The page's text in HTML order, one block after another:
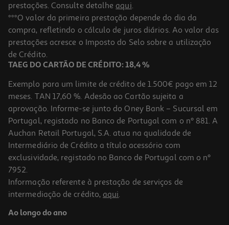
prestações. Consulte detalhe aqui.
***O valor da primeira prestação depende do dia da
compra, refletindo o cálculo de juros diários. Ao valor das
prestações acresce o Imposto do Selo sobre a utilização
de Crédito.
TAEG DO CARTÃO DE CRÉDITO: 18,4 %
Exemplo para um limite de crédito de 1.500€ pago em 12
meses. TAN 17,60 %. Adesão ao Cartão sujeita a
aprovação. Informe-se junto do Oney Bank – Sucursal em
Portugal, registado no Banco de Portugal com o nº 881. A
Auchan Retail Portugal, S.A. atua na qualidade de
Intermediário de Crédito a título acessório com
exclusividade, registado no Banco de Portugal com o nº
7952.
Informação referente à prestação de serviços de
intermediação de crédito, aqui.
Ao longo do ano